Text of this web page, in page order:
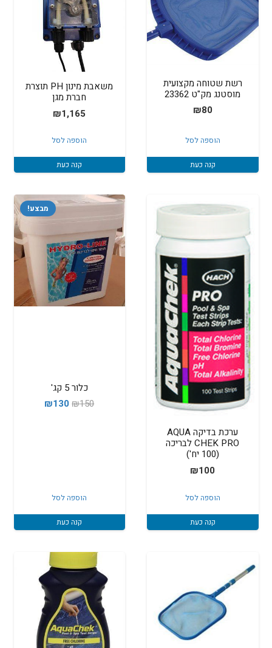
רשת שטוחה מקצועית
מוסטנג מק"ט 23362
₪80
הוספה לסל
קנה כעת
משאבת מינון PH תוצרת
חברת מגן
₪1,165
הוספה לסל
קנה כעת
ערכת בדיקה AQUA
CHEK PRO לבריכה
(100 יח')
₪100
הוספה לסל
קנה כעת
מבצע!
כלור 5 קג'
₪150
המחיר
₪130
המחיר
הוספה לסל
קנה כעת